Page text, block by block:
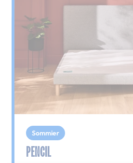
Sommier
PENCIL